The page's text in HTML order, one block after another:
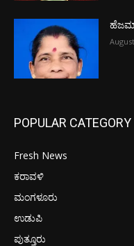
POPULAR CATEGORY
Fresh News
ಕರಾವಳಿ
ಮಂಗಳೂರು
ಉಡುಪಿ
ಪುತ್ತೂರು